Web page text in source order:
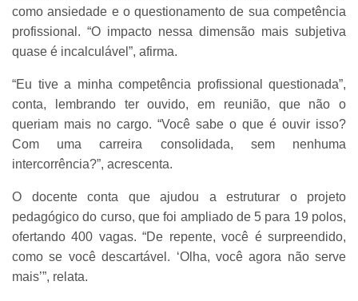
como ansiedade e o questionamento de sua competência
profissional. “O impacto nessa dimensão mais subjetiva
quase é incalculável”, afirma.
“Eu tive a minha competência profissional questionada”,
conta, lembrando ter ouvido, em reunião, que não o
queriam mais no cargo. “Você sabe o que é ouvir isso?
Com uma carreira consolidada, sem nenhuma
intercorrência?”, acrescenta.
O docente conta que ajudou a estruturar o projeto
pedagógico do curso, que foi ampliado de 5 para 19 polos,
ofertando 400 vagas. “De repente, você é surpreendido,
como se você descartável. ‘Olha, você agora não serve
mais’”, relata.